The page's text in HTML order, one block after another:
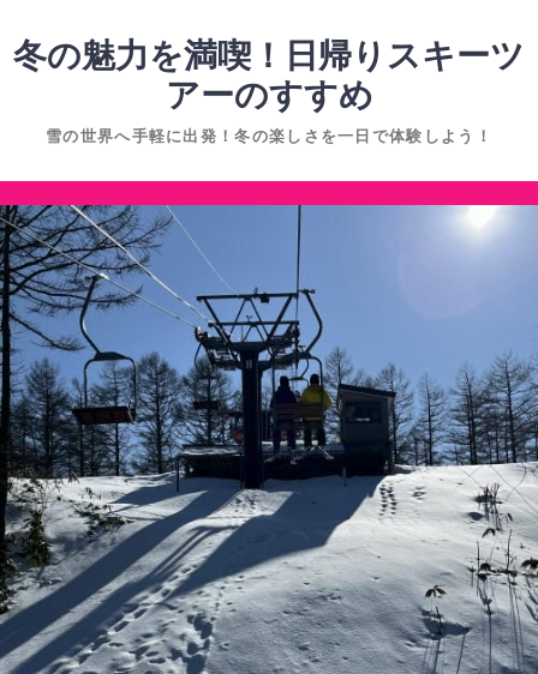
ン
へ
ス
キ
ッ
プ
冬の魅力を満喫！日帰りスキーツ
アーのすすめ
雪の世界へ手軽に出発！冬の楽しさを一日で体験しよう！
コ
ン
テ
ン
ツ
へ
ス
キ
ッ
プ